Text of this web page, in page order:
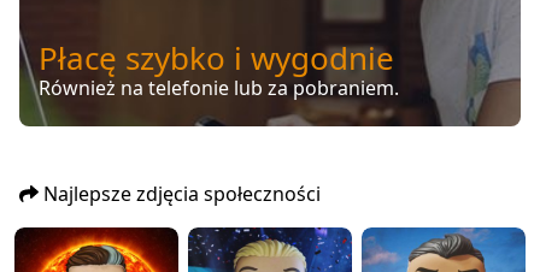
Płacę szybko i wygodnie
Również na telefonie lub za pobraniem.
Najlepsze zdjęcia społeczności